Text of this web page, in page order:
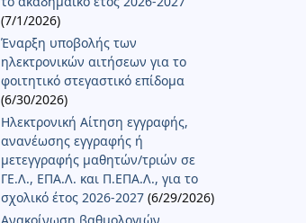
(7/1/2026)
Έναρξη υποβολής των
ηλεκτρονικών αιτήσεων για το
φοιτητικό στεγαστικό επίδομα
(6/30/2026)
Ηλεκτρονική Αίτηση εγγραφής,
ανανέωσης εγγραφής ή
μετεγγραφής μαθητών/τριών σε
ΓΕ.Λ., ΕΠΑ.Λ. και Π.ΕΠΑ.Λ., για το
σχολικό έτος 2026-2027 (6/29/2026)
Ανακοίνωση βαθμολογιών